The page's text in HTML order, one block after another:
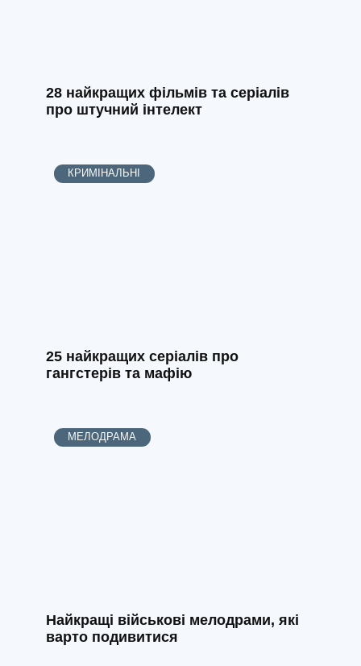
28 найкращих фільмів та серіалів
про штучний інтелект
КРИМІНАЛЬНІ
25 найкращих серіалів про
гангстерів та мафію
МЕЛОДРАМА
Найкращі військові мелодрами, які
варто подивитися